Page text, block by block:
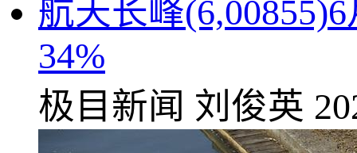
航天长峰
34%
极目新闻 刘俊英